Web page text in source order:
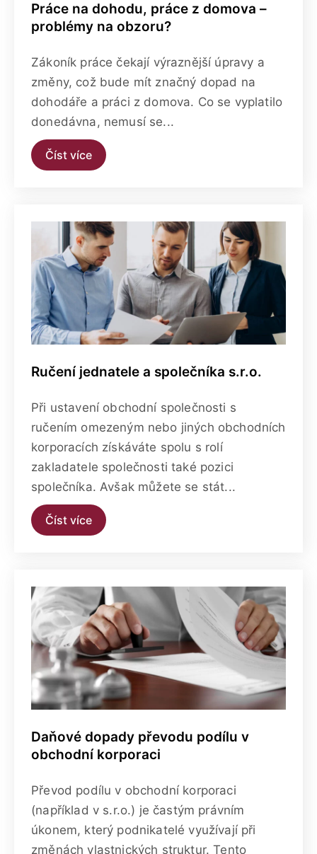
Práce na dohodu, práce z domova –
problémy na obzoru?
Zákoník práce čekají výraznější úpravy a
změny, což bude mít značný dopad na
dohodáře a práci z domova. Co se vyplatilo
donedávna, nemusí se...
Číst více
Ručení jednatele a společníka s.r.o.
Při ustavení obchodní společnosti s
ručením omezeným nebo jiných obchodních
korporacích získáváte spolu s rolí
zakladatele společnosti také pozici
společníka. Avšak můžete se stát...
Číst více
Daňové dopady převodu podílu v
obchodní korporaci
Převod podílu v obchodní korporaci
(například v s.r.o.) je častým právním
úkonem, který podnikatelé využívají při
změnách vlastnických struktur. Tento